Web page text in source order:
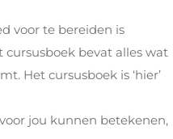
voor te bereiden is
cursusboek bevat alles wat
Het cursusboek is ‘hier’
jou kunnen betekenen,